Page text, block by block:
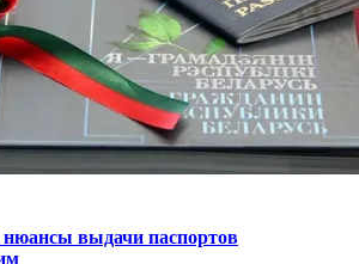
выдачи паспортов